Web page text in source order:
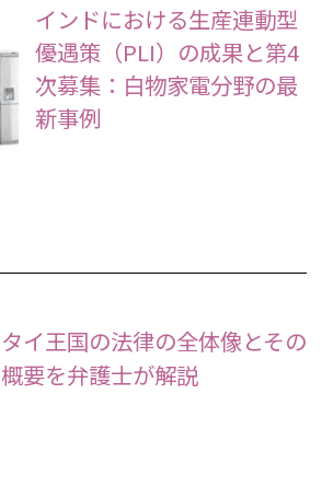
インドにおける生産連動型
優遇策（PLI）の成果と第4
次募集：白物家電分野の最
新事例
タイ王国の法律の全体像とその
概要を弁護士が解説